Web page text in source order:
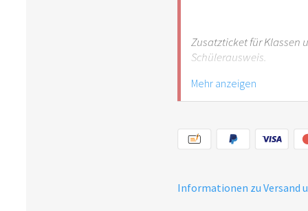
Zusatzticket für Klassen
Schülerausweis.
Hinweis: Für Kinder
empfehlenswert.
Mehr anzeigen
Informationen zu Versand